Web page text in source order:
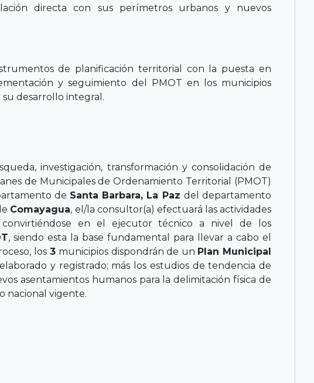
directa con sus perímetros urbanos y nuevos
de planificación territorial con la puesta en
y seguimiento del PMOT en los municipios
desarrollo integral.
investigación, transformación y consolidación de
de Municipales de Ordenamiento Territorial (PMOT)
de Santa Barbara, La Paz del departamento
Comayagua, el/la consultor(a) efectuará las actividades
en el ejecutor técnico a nivel de los
, siendo esta la base fundamental para llevar a cabo el
los 3 municipios dispondrán de un Plan Municipal
elaborado y registrado; más los estudios de tendencia de
asentamientos humanos para la delimitación física de
nacional vigente.